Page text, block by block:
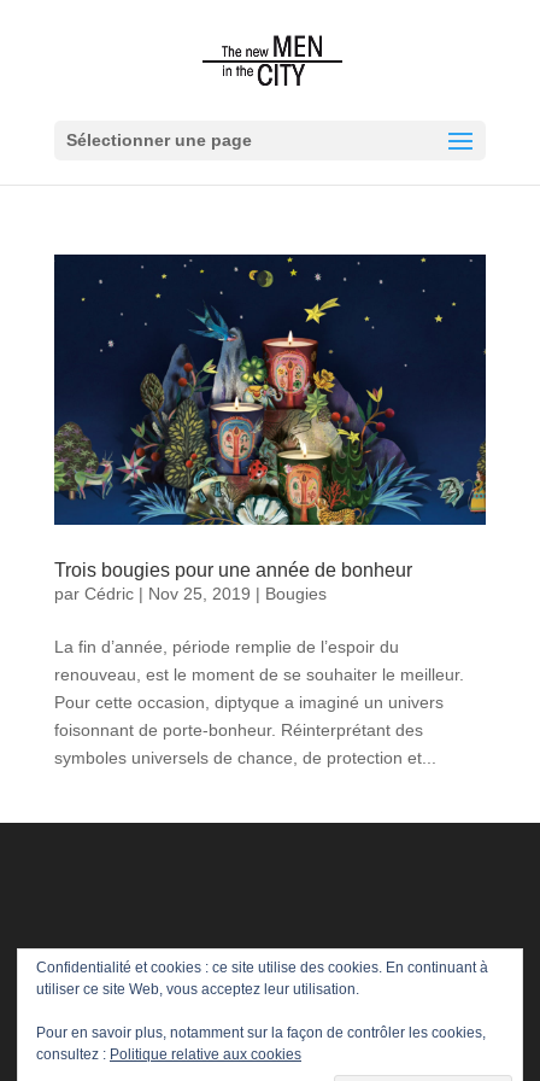
Sélectionner une page
Trois bougies pour une année de bonheur
par Cédric| Nov 25, 2019 | Bougies
La fin d’année, période remplie de l’espoir du
renouveau, est le moment de se souhaiter le meilleur.
Pour cette occasion, diptyque a imaginé un univers
foisonnant de porte-bonheur. Réinterprétant des
symboles universels de chance, de protection et...
Confidentialité et cookies : ce site utilise des cookies. En continuant à
utiliser ce site Web, vous acceptez leur utilisation.
Pour en savoir plus, notamment sur la façon de contrôler les cookies,
consultez : Politique relative aux cookies